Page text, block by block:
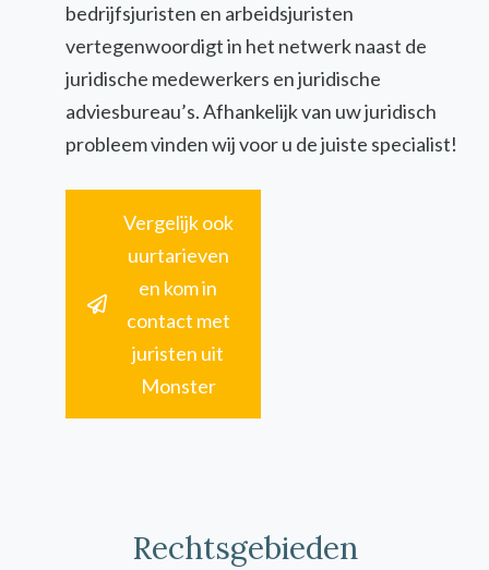
bedrijfsjuristen en arbeidsjuristen
vertegenwoordigt in het netwerk naast de
juridische medewerkers en juridische
adviesbureau’s. Afhankelijk van uw juridisch
probleem vinden wij voor u de juiste specialist!
Vergelijk ook
uurtarieven
en kom in
contact met
juristen uit
Monster
Rechtsgebieden